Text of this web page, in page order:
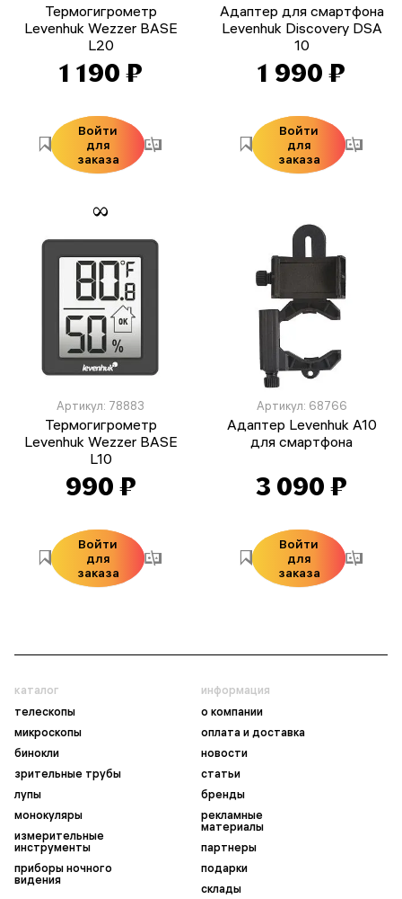
Термогигрометр
Levenhuk Wezzer BASE
L20
1 190 ₽
Войти
для
заказа
Адаптер для смартфона
Levenhuk Discovery DSA
10
1 990 ₽
Войти
для
заказа
Артикул: 78883
Термогигрометр
Levenhuk Wezzer BASE
L10
990 ₽
Войти
для
заказа
Артикул: 68766
Адаптер Levenhuk A10
для смартфона
3 090 ₽
Войти
для
заказа
каталог
телескопы
микроскопы
бинокли
зрительные трубы
лупы
монокуляры
измерительные
инструменты
приборы ночного
видения
информация
о компании
оплата и доставка
новости
статьи
бренды
рекламные
материалы
партнеры
подарки
склады